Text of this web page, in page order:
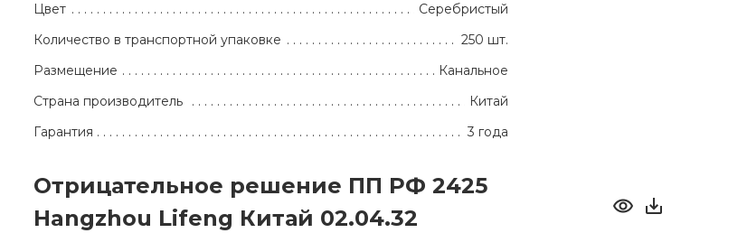
Цвет
Серебристый
Количество в транспортной упаковке
250 шт.
Размещение
Канальное
Страна производитель
Китай
Гарантия
3 года
Отрицательное решение ПП РФ 2425
Hangzhou Lifeng Китай 02.04.32